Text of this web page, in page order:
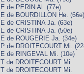
E de PERIN Al. (77e)
E de BOURDILLON He. (66e)
E de CRISTINA Ja. (63e)
E de CRISTINA Ja. (50e)
E de ROUGERIE Ja. (34e)
P de DROITECOURT Mi.
E de RINGEVAL Mi. (10e)
T de DROITECOURT Mi.
T de DROITECOURT Mi.